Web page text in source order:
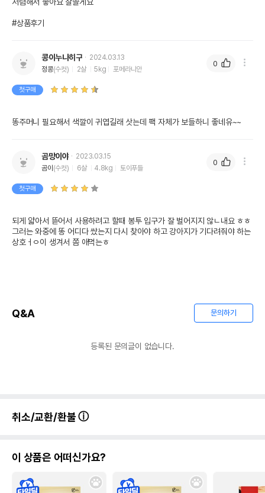
#상품후기
콩이누나히구
2024.03.13
정콩(수컷) 2살 5kg 포메라니안
첫구매
똥주머니 필요해서 색깔이 귀엽길래 삿는데 팩 자체가 보들하니 좋네유~~
0
곰망이야
2023.03.15
곰이 (수컷) 6살 4.8kg 토이푸들
첫구매
되게 얇아서 뜯어서 사용하려고 할때 봉투 입구가 잘 벌어지지 않ㄴ내요 ㅎㅎ
그러는 와중에 똥 어디다 쌌는지 다시 찾아야 하고 강아지가 기다려줘야 하는
상호ㅓㅇ이 생겨서 쫌 애먹는ㅎ
0
Q&A 문의하기
등록된 문의글이 없습니다.
취소/교환/환불
이 상품은 어떠신가요?